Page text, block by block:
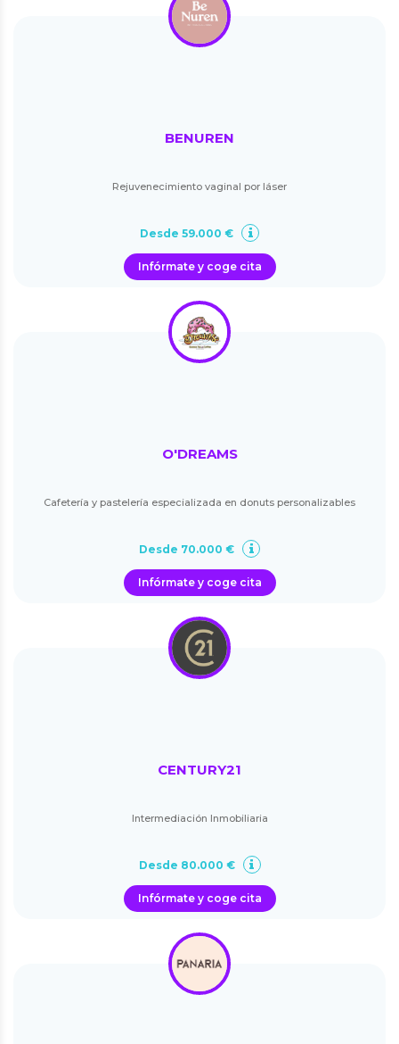
BENUREN
Rejuvenecimiento vaginal por láser
Desde 59.000 €
Infórmate y coge cita
O'DREAMS
Cafetería y pastelería especializada en donuts personalizables
Desde 70.000 €
Infórmate y coge cita
CENTURY21
Intermediación Inmobiliaria
Desde 80.000 €
Infórmate y coge cita